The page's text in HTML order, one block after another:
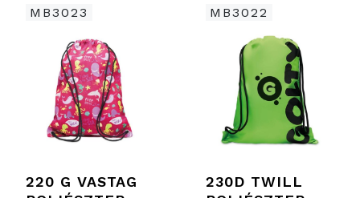
MB3023
220 G VASTAG
MB3022
230D TWILL